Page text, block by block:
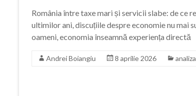
România între taxe mari și servicii slabe: de ce
ultimilor ani, discuțiile despre economie nu mai
oameni, economia înseamnă experiența directă
Andrei Boiangiu 8 aprilie 2026 analiza